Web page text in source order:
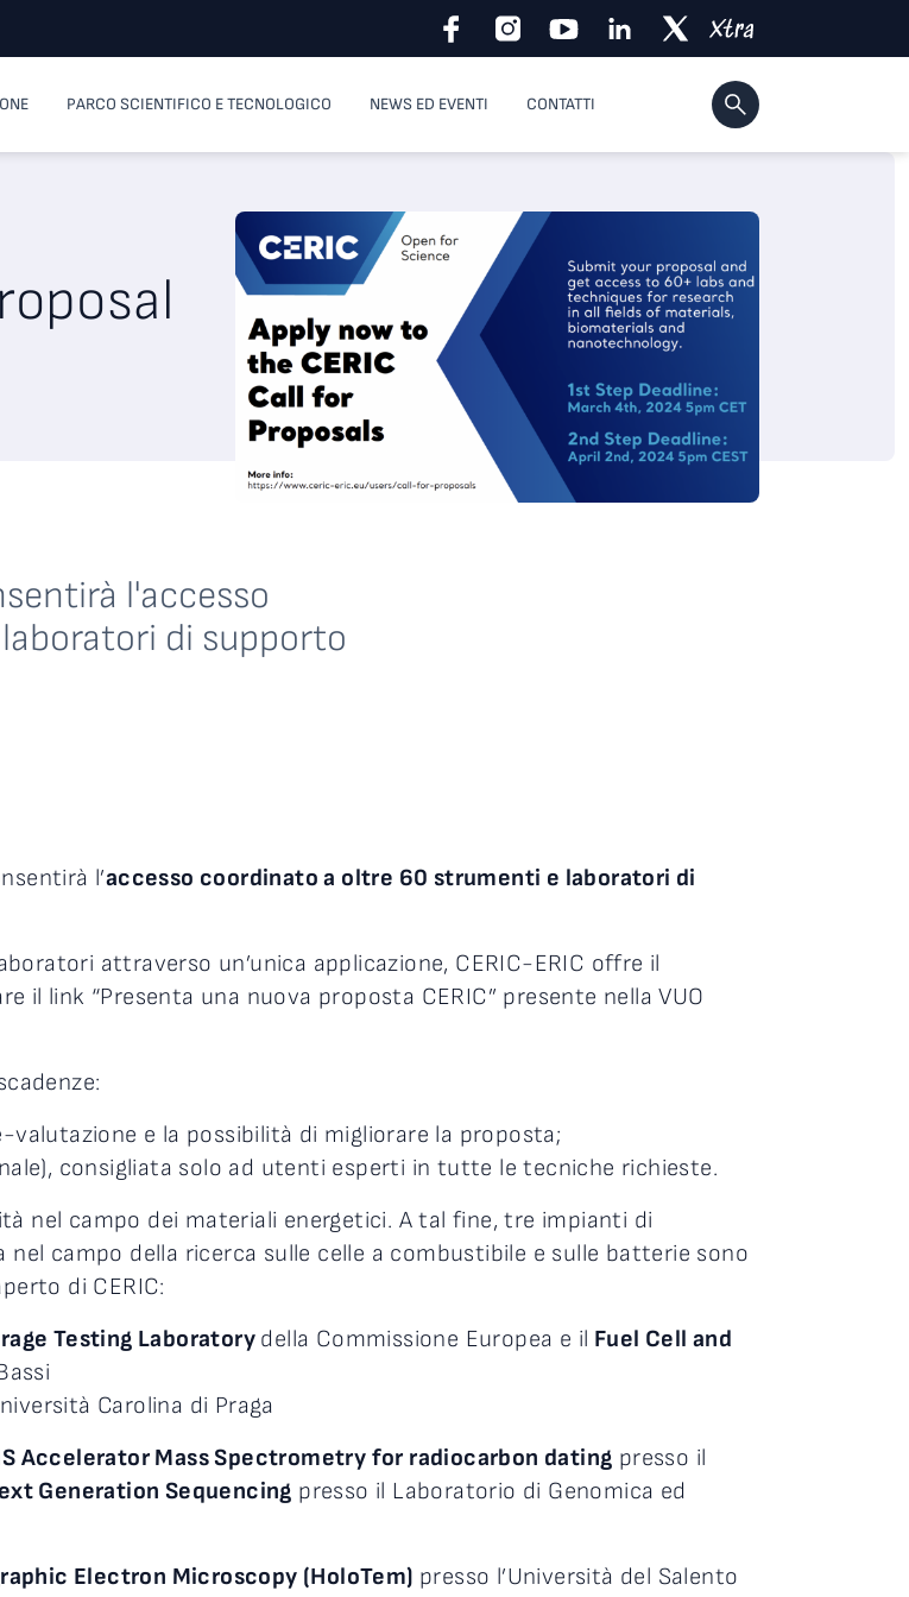
PARCO SCIENTIFICO E TECNOLOGICO NEWS ED EVENTI CONTATTI
l'accesso
di supporto
l’accesso coordinato a oltre 60 strumenti e laboratori di
attraverso un’unica applicazione, CERIC-ERIC offre il
il link “Presenta una nuova proposta CERIC” presente nella VUO
valutazione e la possibilità di migliorare la proposta;
consigliata solo ad utenti esperti in tutte le tecniche richieste.
nel campo dei materiali energetici. A tal fine, tre impianti di
nel campo della ricerca sulle celle a combustibile e sulle batterie sono
di CERIC:
Testing Laboratory della Commissione Europea e il Fuel Cell and
Carolina di Praga
Accelerator Mass Spectrometry for radiocarbon dating presso il
Generation Sequencing presso il Laboratorio di Genomica ed
Electron Microscopy (HoloTem) presso l’Università del Salento